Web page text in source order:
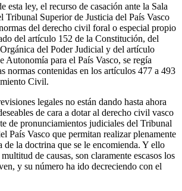
esta ley, el recurso de casación ante la Sala
Tribunal Superior de Justicia del País Vasco
del derecho civil foral o especial propio
del artículo 152 de la Constitución, del
del Poder Judicial y del artículo
Autonomía para el País Vasco, se regía
normas contenidas en los artículos 477 a 493
Civil.
legales no están dando hasta ahora
de cara a dotar al derecho civil vasco
de pronunciamientos judiciales del Tribunal
País Vasco que permitan realizar plenamente
la doctrina que se le encomienda. Y ello
de causas, son claramente escasos los
y su número ha ido decreciendo con el